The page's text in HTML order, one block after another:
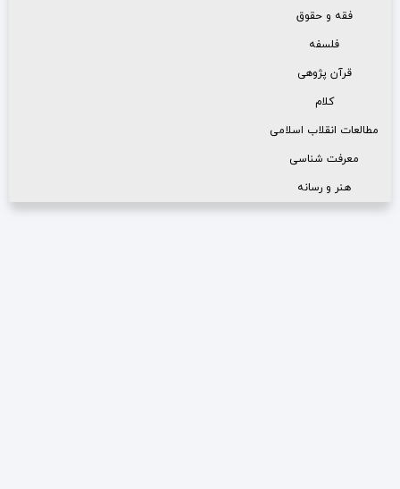
فقه و حقوق
فلسفه
قرآن پژوهی
کلام
مطالعات انقلاب اسلامی
معرفت شناسی
هنر و رسانه